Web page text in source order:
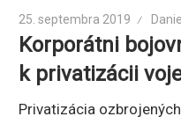
25. septembra 2019
Korporátni
k privatizácii
Privatizácia